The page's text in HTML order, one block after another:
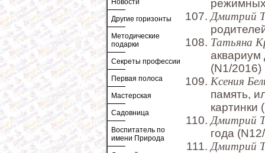
Новости
Другие горизонты
Методические
подарки
Секреты профессии
Первая полоса
Мастерская
Садовница
Воспитатель по
имени Природа
Дмитрий
Татьяна
аквариум
(N1/2016)
Ксения
память,
картинки
Дмитрий
года
Дмитрий